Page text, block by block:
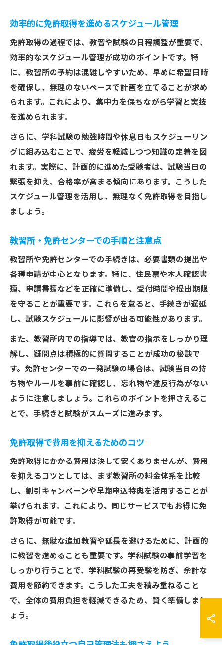
効率的に免許取得を進めるスケジュール管理
免許取得の過程では、教習や試験の日程調整が重要で、
効率的なスケジュール管理が成功のポイントです。特
に、教習所の予約は混雑しやすいため、早めに希望日時
を確保し、無理のないペースで計画を立てることが求め
られます。これにより、集中力を保ちながら学習と実技
を進められます。
さらに、学科試験の勉強時間や休息日もスケジューリン
グに組み込むことで、疲労を軽減しつつ知識の定着を図
れます。実際に、計画的に進めた受験者は、試験当日の
緊張を抑え、合格率が高まる傾向にあります。こうした
スケジュール管理を活用し、無理なく免許取得を目指し
ましょう。
教習所・免許センターでの手順と注意点
教習所や免許センターでの手続きは、必要書類の提出や
各種申請が中心となります。特に、住民票や本人確認書
類、申請書類などを正確に準備し、受付時間や提出期限
を守ることが重要です。これらを怠ると、手続きが遅延
し、試験スケジュールに影響が出る可能性があります。
また、教習所内での指導では、教官の指示をしっかり理
解し、疑問点は積極的に質問することが成功の秘訣で
す。免許センターでの一発試験の場合は、試験当日の持
ち物やルールを事前に確認し、忘れ物や違反行為がない
ように注意しましょう。これらのポイントを押さえるこ
とで、手続きと試験がスムーズに進みます。
免許取得で費用を抑えるためのコツ
免許取得にかかる費用は決して安くありませんが、費用
を抑えるコツとしては、まず教習所の料金体系を比較
し、割引キャンペーンや早期申込特典を活用することが
挙げられます。これにより、同じサービスでもお得に免
許取得が可能です。
さらに、無駄な追加教習や延長を避けるために、計画的
に教習を進めることも重要です。学科試験の事前学習を
しっかり行うことで、学科試験の再受験を防ぎ、余計な
費用を節約できます。こうした工夫を積み重ねること
で、全体の費用負担を軽減できるため、賢く準備しまし
ょう。